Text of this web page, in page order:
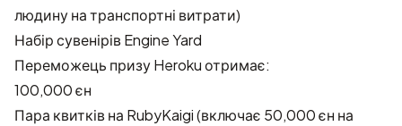
людину на транспортні витрати)
Набір сувенірів Engine Yard
Переможець призу Heroku отримає:
100,000 єн
Пара квитків на RubyKaigi (включає 50,000 єн на